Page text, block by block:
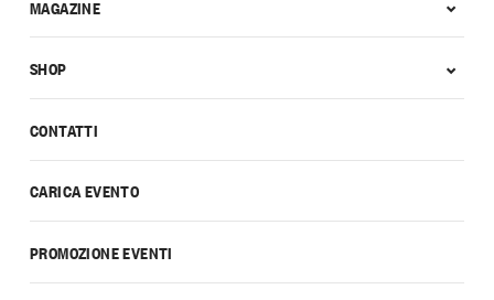
CONTATTI
CARICA EVENTO
PROMOZIONE EVENTI
MAGAZINE
SHOP